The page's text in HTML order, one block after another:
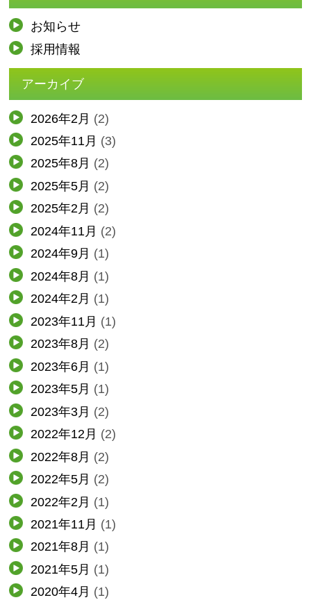
お知らせ
採用情報
アーカイブ
2026年2月 (2)
2025年11月 (3)
2025年8月 (2)
2025年5月 (2)
2025年2月 (2)
2024年11月 (2)
2024年9月 (1)
2024年8月 (1)
2024年2月 (1)
2023年11月 (1)
2023年8月 (2)
2023年6月 (1)
2023年5月 (1)
2023年3月 (2)
2022年12月 (2)
2022年8月 (2)
2022年5月 (2)
2022年2月 (1)
2021年11月 (1)
2021年8月 (1)
2021年5月 (1)
2020年4月 (1)